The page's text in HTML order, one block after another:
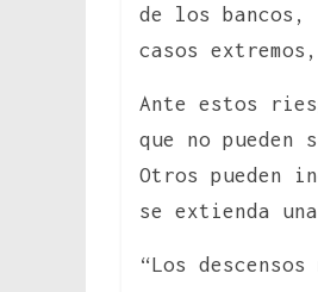
de los
casos
Ante estos
que no
Otros pueden
se extienda
“Los